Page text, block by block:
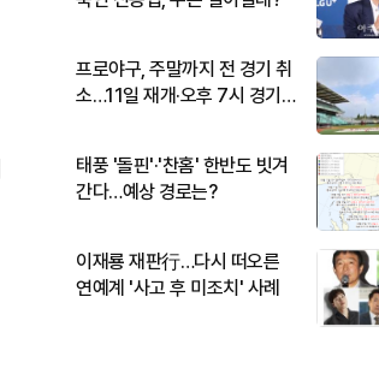
프로야구, 주말까지 전 경기 취
소…11일 재개·오후 7시 경기
태풍 '돌핀'·'찬홈' 한반도 빗겨
간다…예상 경로는?
이재룡 재판行…다시 떠오른
연예계 '사고 후 미조치' 사례